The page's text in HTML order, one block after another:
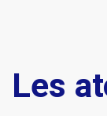
Les